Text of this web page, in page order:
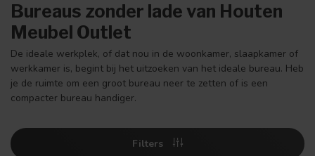
Bureaus zonder lade van Houten
Meubel Outlet
De ideale werkplek, of dat nou in de woonkamer, slaapkamer of
werkkamer is, begint bij het uitzoeken van het ideale bureau. Heb
je de ruimte om een groot bureau neer te zetten of is een
compacter bureau handiger.
Filters